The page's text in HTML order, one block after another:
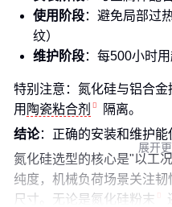
使用阶段：避免局部过
纹）
维护阶段：每500小时
特别注意：氮化硅与铝合
用 陶瓷粘合剂
隔离。
结论：正确的安装和维护
氮化硅选型的核心是"以工
纯度，机械负荷场景关注
尺寸。无论是 氮化硅粉末
展开